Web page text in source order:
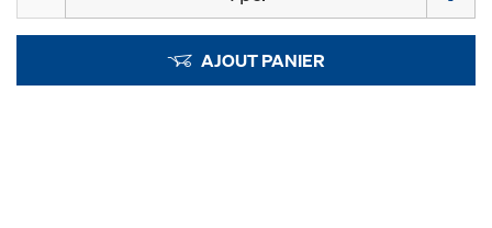
AJOUT PANIER